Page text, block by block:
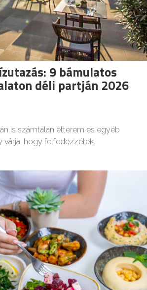
9 bámulatos
déli partján 2026
is számtalan étterem és egyéb
várja, hogy felfedezzétek.